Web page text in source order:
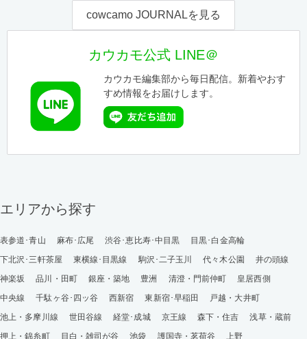
cowcamo JOURNALを見る
カウカモ公式 LINE＠
カウカモ編集部から毎日配信。新着やおす
すめ情報をお届けします。
エリアから探す
表参道･青山 麻布･広尾 渋谷･恵比寿･中目黒
目黒･白金高輪
下北沢･三軒茶屋
東横線･目黒線 駒沢･二子玉川 代々木公園
井の頭線
神楽坂
品川・田町 銀座・築地 豊洲 清澄・門前仲町
皇居西側
中央線
千駄ヶ谷･四ッ谷 西新宿 東新宿･早稲田
戸越・大井町
池上・多摩川線
世田谷線 経堂･成城 京王線 森下・住吉
浅草・蔵前
押上・錦糸町
目白・雑司が谷 池袋 護国寺・茗荷谷
上野